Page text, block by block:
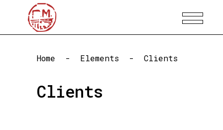
Home - Elements - Clients
Clients